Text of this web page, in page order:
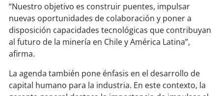
“Nuestro objetivo es construir puentes, impulsar
nuevas oportunidades de colaboración y poner a
disposición capacidades tecnológicas que contribuyan
al futuro de la minería en Chile y América Latina”,
afirma.
La agenda también pone énfasis en el desarrollo de
capital humano para la industria. En este contexto, la